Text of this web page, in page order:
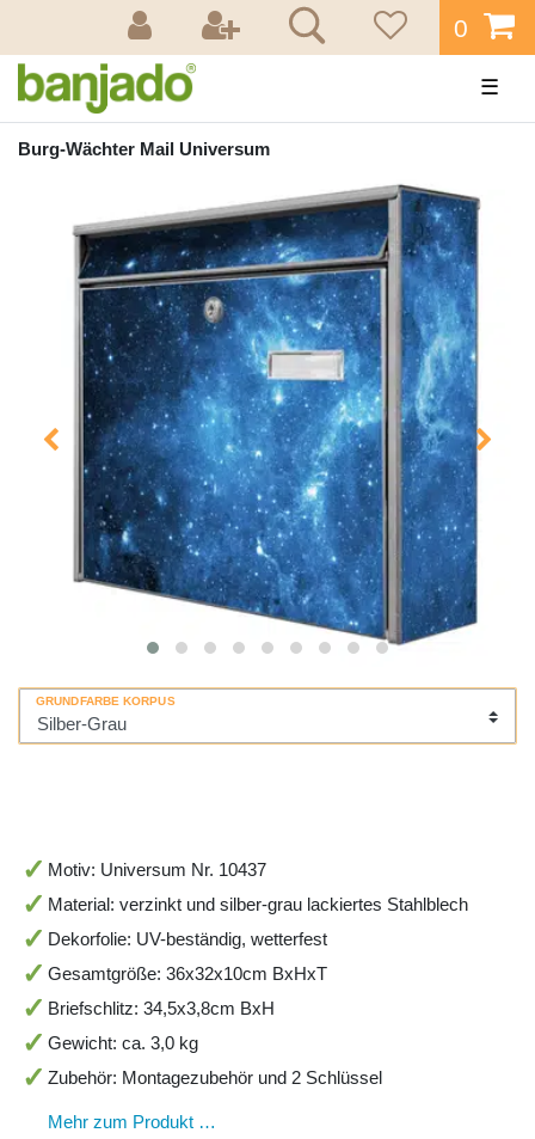
0
☰
Burg-Wächter Mail Universum
GRUNDFARBE KORPUS
Motiv: Universum Nr. 10437
Material: verzinkt und silber-grau lackiertes Stahlblech
Dekorfolie: UV-beständig, wetterfest
Gesamtgröße: 36x32x10cm BxHxT
Briefschlitz: 34,5x3,8cm BxH
Gewicht: ca. 3,0 kg
Zubehör: Montagezubehör und 2 Schlüssel
Mehr zum Produkt …